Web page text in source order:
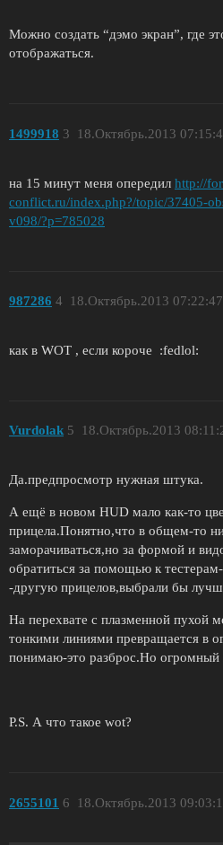
Можно создать “дэмо экран”, где
отображаться.
1499918 18.Октябрь.2013
3
на 15 минут меня опередил http://
conflict.ru/index.php?/topic/37405-
v098/?p=785028
987286 18.Октябрь.2013 07:22:47
4
как в WOT , если короче :fedlol:
Vurdolak 18.Октябрь.2013
5
Да.предпросмотр нужная штука.
А ещё в новом HUD мало как-то
прицела.Понятно,что в общем-то
заморачиваться,но за формой и
обратиться за помощью к
-другую прицелов,выбрали бы
На перехвате с плазменной пухой
тонкими линиями превращается в
понимаю-это разброс.Но огромный
P.S. А что такое wot?
2655101 18.Октябрь.2013
6